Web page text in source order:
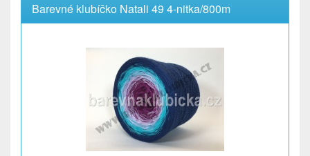
Barevné klubíčko Natali 49 4-nitka/800m